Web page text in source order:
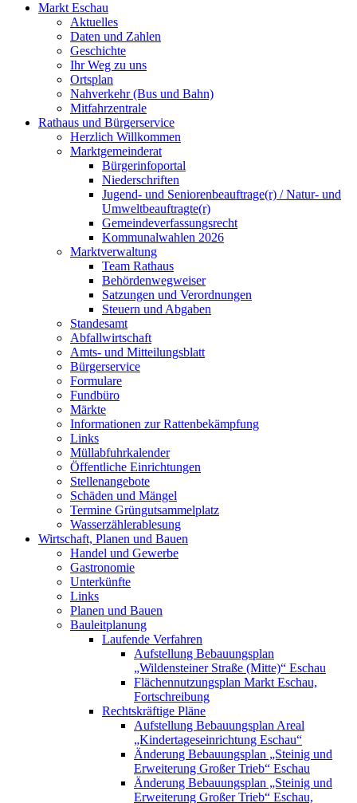
Markt Eschau
Aktuelles
Daten und Zahlen
Geschichte
Ihr Weg zu uns
Ortsplan
Nahverkehr (Bus und Bahn)
Mitfahrzentrale
Rathaus und Bürgerservice
Herzlich Willkommen
Marktgemeinderat
Bürgerinfoportal
Niederschriften
Jugend- und Seniorenbeauftrage(r) / Natur- und
Umweltbeauftragte(r)
Gemeindeverfassungsrecht
Kommunalwahlen 2026
Marktverwaltung
Team Rathaus
Behördenwegweiser
Satzungen und Verordnungen
Steuern und Abgaben
Standesamt
Abfallwirtschaft
Amts- und Mitteilungsblatt
Bürgerservice
Formulare
Fundbüro
Märkte
Informationen zur Rattenbekämpfung
Links
Müllabfuhrkalender
Öffentliche Einrichtungen
Stellenangebote
Schäden und Mängel
Termine Grüngutsammelplatz
Wasserzählerablesung
Wirtschaft, Planen und Bauen
Handel und Gewerbe
Gastronomie
Unterkünfte
Links
Planen und Bauen
Bauleitplanung
Laufende Verfahren
Aufstellung Bebauungsplan
„Wildensteiner Straße (Mitte)“ Eschau
Flächennutzungsplan Markt Eschau,
Fortschreibung
Rechtskräftige Pläne
Aufstellung Bebauungsplan Areal
„Kindertageseinrichtung Eschau“
Änderung Bebauungsplan „Steinig und
Erweiterung Großer Trieb“ Eschau
Änderung Bebauungsplan „Steinig und
Erweiterung Großer Trieb“ Eschau,